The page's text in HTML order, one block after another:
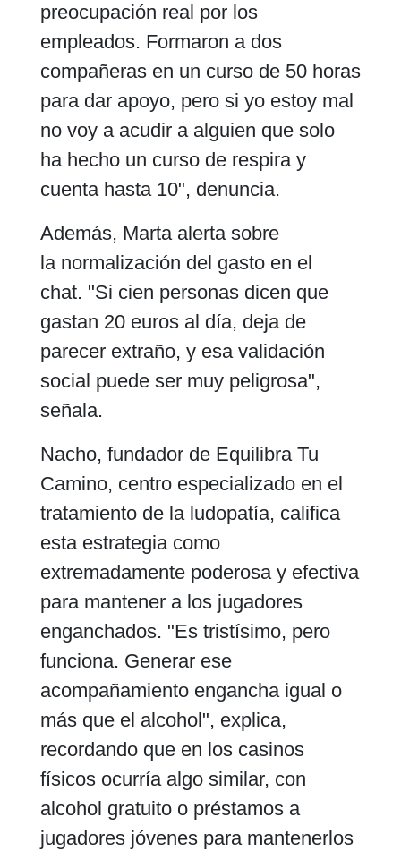
preocupación real por los
empleados. Formaron a dos
compañeras en un curso de 50 horas
para dar apoyo, pero si yo estoy mal
no voy a acudir a alguien que solo
ha hecho un curso de respira y
cuenta hasta 10", denuncia.
Además, Marta alerta sobre
la normalización del gasto en el
chat. "Si cien personas dicen que
gastan 20 euros al día, deja de
parecer extraño, y esa validación
social puede ser muy peligrosa",
señala.
Nacho, fundador de Equilibra Tu
Camino, centro especializado en el
tratamiento de la ludopatía, califica
esta estrategia como
extremadamente poderosa y efectiva
para mantener a los jugadores
enganchados. "Es tristísimo, pero
funciona. Generar ese
acompañamiento engancha igual o
más que el alcohol", explica,
recordando que en los casinos
físicos ocurría algo similar, con
alcohol gratuito o préstamos a
jugadores jóvenes para mantenerlos